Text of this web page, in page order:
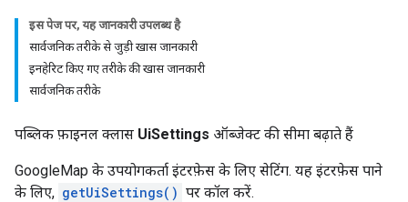
इस पेज पर, यह जानकारी उपलब्ध है
सार्वजनिक तरीके से जुड़ी खास जानकारी
इनहेरिट किए गए तरीके की खास जानकारी
सार्वजनिक तरीके
पब्लिक फ़ाइनल क्लास UiSettings ऑब्जेक्ट की सीमा बढ़ाते हैं
GoogleMap के उपयोगकर्ता इंटरफ़ेस के लिए सेटिंग. यह इंटरफ़ेस पाने
के लिए, getUiSettings() पर कॉल करें.